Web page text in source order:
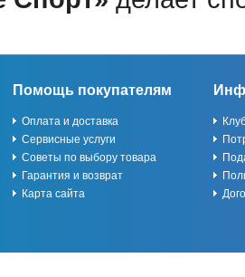
Помощь покупателям
Оплата и доставка
Сервисные услуги
Советы по выбору товара
Гарантия и возврат
Карта сайта